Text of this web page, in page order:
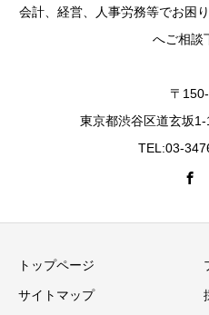
会計、経営、人事労務等でお困
へご相談
〒
東京都渋谷区道玄坂
TEL:03-
トップページ
サイトマップ